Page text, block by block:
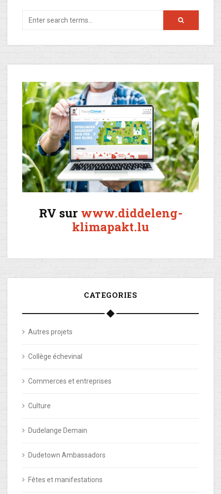
RV sur www.diddeleng-
klimapakt.lu
CATEGORIES
Autres projets
Collège échevinal
Commerces et entreprises
Culture
Dudelange Demain
Dudetown Ambassadors
Fêtes et manifestations